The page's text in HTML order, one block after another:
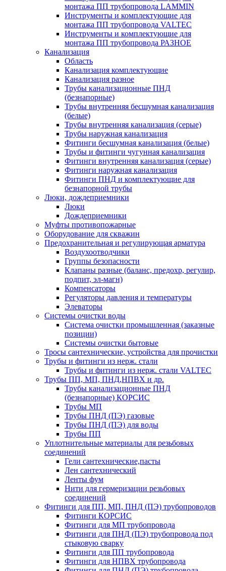
монтажа ПП трубопровода LAMMIN
Инструменты и комплектующие для
монтажа ПП трубопровода VALTEC
Инструменты и комплектующие для
монтажа ПП трубопровода РАЗНОЕ
Канализация
Область
Канализация комплектующие
Канализация разное
Трубы канализационные ПНД
(безнапорные)
Трубы внутренняя бесшумная канализация
(белые)
Трубы внутренняя канализация (серые)
Трубы наружная канализация
Фитинги бесшумная канализация (белые)
Трубы и фитинги чугунная канализация
Фитинги внутренняя канализация (серые)
Фитинги наружная канализация
Фитинги ПНД и комплектующие для
безнапорной трубы
Люки, дождеприемники
Люки
Дождеприемники
Муфты противопожарные
Оборудование для скважин
Предохранительная и регулирующая арматура
Воздухоотводчики
Группы безопасности
Клапаны разные (баланс, предохр, регулир,
подпит, эл-магн)
Компенсаторы
Регуляторы давления и температуры
Элеваторы
Системы очистки воды
Система очистки промышленная (заказные
позиции)
Системы очистки бытовые
Тросы сантехнические, устройства для прочистки
Трубы и фитинги из нерж. стали
Трубы и фитинги из нерж. стали VALTEC
Трубы ПП, МП, ПНД,НПВХ и др.
Трубы канализационные ПНД
(безнапорные) КОРСИС
Трубы МП
Трубы ПНД (ПЭ) газовые
Трубы ПНД (ПЭ) для воды
Трубы ПП
Уплотнительные материалы для резьбовых
соединений
Гели сантехнические,пасты
Лен сантехнический
Ленты фум
Нити для гермеризации резьбовых
соединений
Фитинги для ПП, МП, ПНД (ПЭ) трубопроводов
Фитинги КОРСИС
Фитинги для МП трубопровода
Фитинги для ПНД (ПЭ) трубопровода под
стыковую сварку
Фитинги для ПП трубопровода
Фитинги для НПВХ трубопровода